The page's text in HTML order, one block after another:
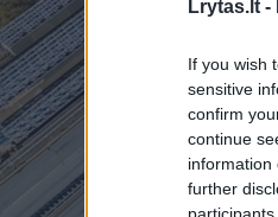
Lrytas.lt -
If you wish
sensitive
confirm
continue
information
further